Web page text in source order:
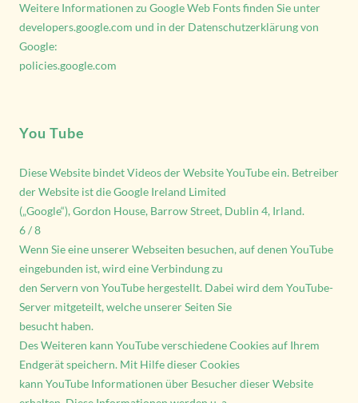
Weitere Informationen zu Google Web Fonts finden Sie unter
developers.google.com und in der Datenschutzerklärung von
Google:
policies.google.com
You Tube
Diese Website bindet Videos der Website YouTube ein. Betreiber
der Website ist die Google Ireland Limited
(„Google“), Gordon House, Barrow Street, Dublin 4, Irland.
6 / 8
Wenn Sie eine unserer Webseiten besuchen, auf denen YouTube
eingebunden ist, wird eine Verbindung zu
den Servern von YouTube hergestellt. Dabei wird dem YouTube-
Server mitgeteilt, welche unserer Seiten Sie
besucht haben.
Des Weiteren kann YouTube verschiedene Cookies auf Ihrem
Endgerät speichern. Mit Hilfe dieser Cookies
kann YouTube Informationen über Besucher dieser Website